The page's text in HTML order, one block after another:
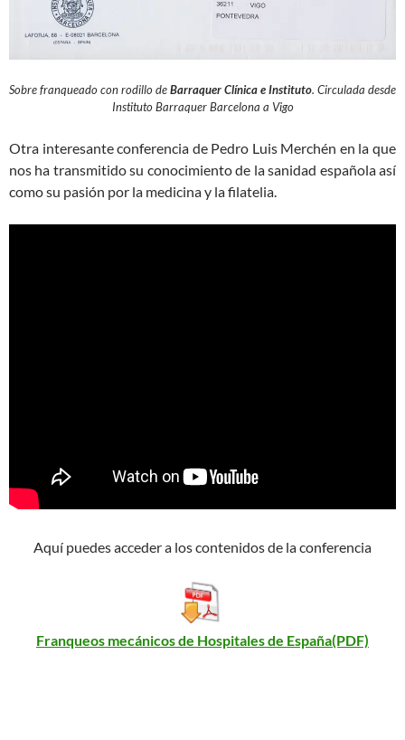
Sobre franqueado con rodillo deBarraquer Clínica e Instituto. Circulada desde
Instituto Barraquer Barcelona a Vigo
Otra interesante conferencia de Pedro Luis Merchén en la que
nos ha transmitido su conocimiento de la sanidad española así
como su pasión por la medicina y la filatelia.
Aquí puedes acceder a los contenidos de la conferencia
Franqueos mecánicos de Hospitales de España(PDF)